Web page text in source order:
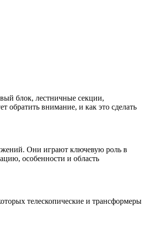
блок, лестничные секции,
обратить внимание, и как это сделать
Они играют ключевую роль в
особенности и область
телескопические и трансформеры